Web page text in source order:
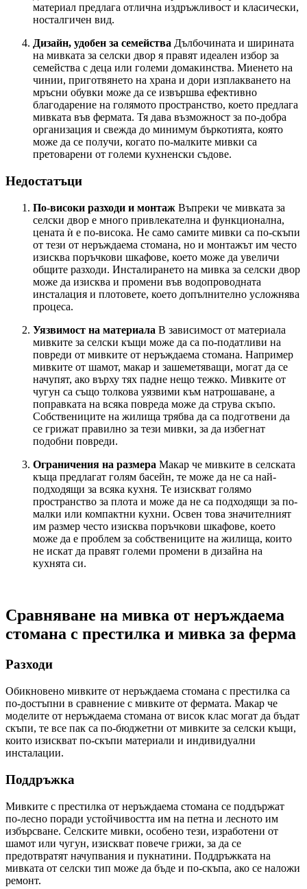
материал предлага отлична издръжливост и класически,
носталгичен вид.
Дизайн, удобен за семейства Дълбочината и ширината
на мивката за селски двор я правят идеален избор за
семейства с деца или големи домакинства. Миенето на
чинии, приготвянето на храна и дори изплакването на
мръсни обувки може да се извършва ефективно
благодарение на голямото пространство, което предлага
мивката във фермата. Тя дава възможност за по-добра
организация и свежда до минимум бъркотията, която
може да се получи, когато по-малките мивки са
претоварени от големи кухненски съдове.
Недостатъци
По-високи разходи и монтаж Въпреки че мивката за
селски двор е много привлекателна и функционална,
цената ѝ е по-висока. Не само самите мивки са по-скъпи
от тези от неръждаема стомана, но и монтажът им често
изисква поръчкови шкафове, което може да увеличи
общите разходи. Инсталирането на мивка за селски двор
може да изисква и промени във водопроводната
инсталация и плотовете, което допълнително усложнява
процеса.
Уязвимост на материала В зависимост от материала
мивките за селски къщи може да са по-податливи на
повреди от мивките от неръждаема стомана. Например
мивките от шамот, макар и зашеметяващи, могат да се
начупят, ако върху тях падне нещо тежко. Мивките от
чугун са също толкова уязвими към натрошаване, а
поправката на всяка повреда може да струва скъпо.
Собствениците на жилища трябва да са подготвени да
се грижат правилно за тези мивки, за да избегнат
подобни повреди.
Ограничения на размера Макар че мивките в селската
къща предлагат голям басейн, те може да не са най-
подходящи за всяка кухня. Те изискват голямо
пространство за плота и може да не са подходящи за по-
малки или компактни кухни. Освен това значителният
им размер често изисква поръчкови шкафове, което
може да е проблем за собствениците на жилища, които
не искат да правят големи промени в дизайна на
кухнята си.
Сравняване на мивка от неръждаема
стомана с престилка и мивка за ферма
Разходи
Обикновено мивките от неръждаема стомана с престилка са
по-достъпни в сравнение с мивките от фермата. Макар че
моделите от неръждаема стомана от висок клас могат да бъдат
скъпи, те все пак са по-бюджетни от мивките за селски къщи,
които изискват по-скъпи материали и индивидуални
инсталации.
Поддръжка
Мивките с престилка от неръждаема стомана се поддържат
по-лесно поради устойчивостта им на петна и лесното им
избърсване. Селските мивки, особено тези, изработени от
шамот или чугун, изискват повече грижи, за да се
предотвратят начупвания и пукнатини. Поддръжката на
мивката от селски тип може да бъде и по-скъпа, ако се наложи
ремонт.